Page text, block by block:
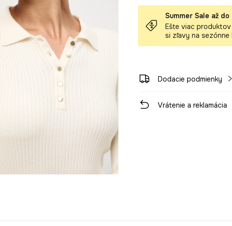
Summer Sale až do
Ešte viac
si zľavy na sezónne
Dodacie podmienky
Vrátenie a reklamácia